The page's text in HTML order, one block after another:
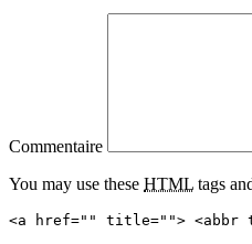
Commentaire
You may use these HTML tags
<a href="" title=""> <abbr